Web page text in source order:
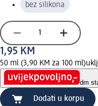
bez silikona
1,95 KM
50 ml (3,90 KM za 100 ml)
dm
Dodati u korpu